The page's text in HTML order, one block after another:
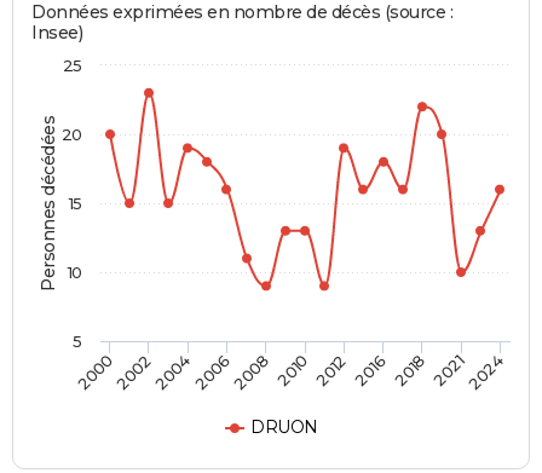
Personnes décédées
Données exprimées en nombre de décès (source :
Insee)
DRUON
20002002200420062008 2010 2012 2016 2018 20212024
5
10
15
20
25